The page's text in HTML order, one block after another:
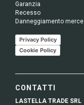
Garanzia
Recesso
Danneggiamento merce
Privacy Policy
Cookie Policy
CONTATTI
LASTELLA TRADE SRL